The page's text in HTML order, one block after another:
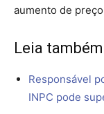
aumento de
Leia também
Responsável
INPC pode